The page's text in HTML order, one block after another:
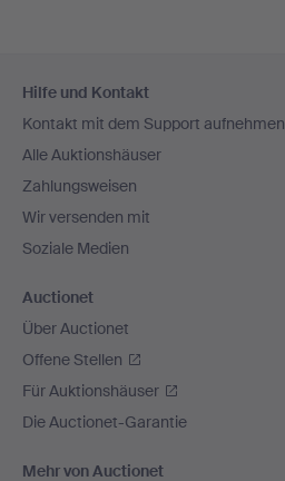
Navigation
Hilfe und Kontakt
Kontakt mit dem Support aufnehmen
Alle Auktionshäuser
Zahlungsweisen
Wir versenden mit
Soziale Medien
Auctionet
Über Auctionet
Offene Stellen
Für Auktionshäuser
Die Auctionet-Garantie
Mehr von Auctionet